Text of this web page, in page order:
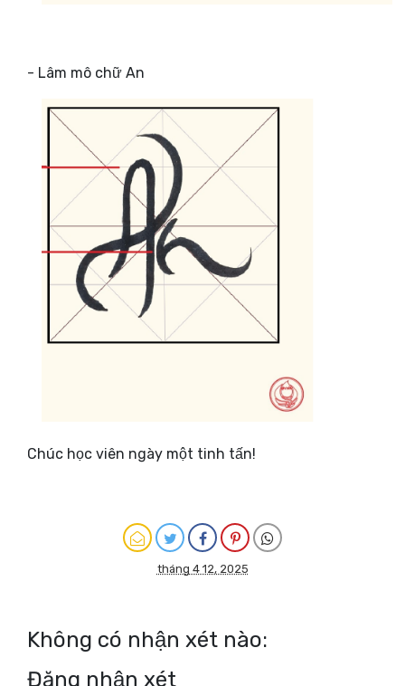
- Lâm mô chữ An
Chúc học viên ngày một tinh tấn!
tháng 4 12, 2025
Không có nhận xét nào:
Đăng nhận xét